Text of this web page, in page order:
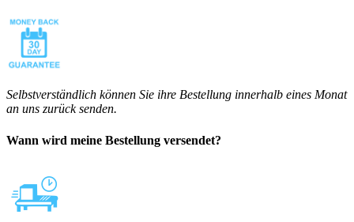
Selbstverständlich können Sie ihre Bestellung innerhalb eines Monat
an uns zurück senden.
Wann wird meine Bestellung versendet?